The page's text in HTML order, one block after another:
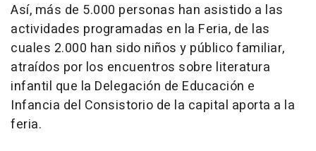
Así, más de 5.000 personas han asistido a las
actividades programadas en la Feria, de las
cuales 2.000 han sido niños y público familiar,
atraídos por los encuentros sobre literatura
infantil que la Delegación de Educación e
Infancia del Consistorio de la capital aporta a la
feria.